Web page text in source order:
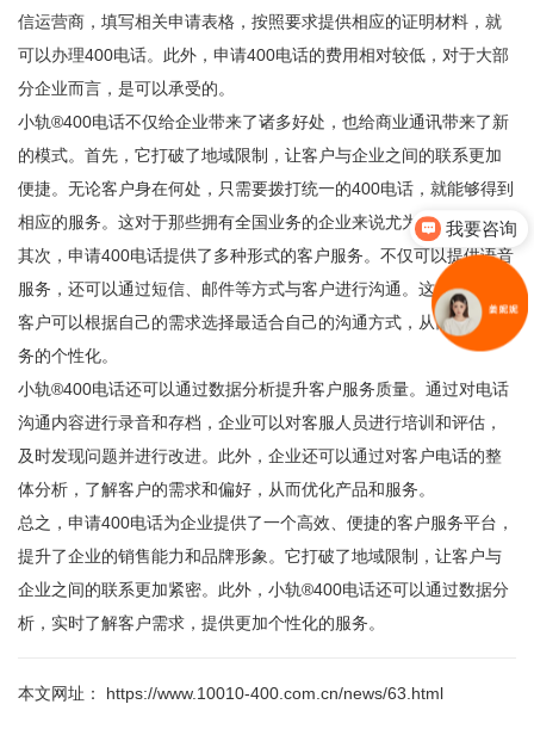
信运营商，填写相关申请表格，按照要求提供相应的证明材料，就
可以办理400电话。此外，申请400电话的费用相对较低，对于大部
分企业而言，是可以承受的。
小轨®400电话不仅给企业带来了诸多好处，也给商业通讯带来了新
的模式。首先，它打破了地域限制，让客户与企业之间的联系更加
便捷。无论客户身在何处，只需要拨打统一的400电话，就能够得到
相应的服务。这对于那些拥有全国业务的企业来说尤为重要。
其次，申请400电话提供了多种形式的客户服务。不仅可以提供语音
服务，还可以通过短信、邮件等方式与客户进行沟通。这样一来，
客户可以根据自己的需求选择最适合自己的沟通方式，从而提升服
务的个性化。
小轨®400电话还可以通过数据分析提升客户服务质量。通过对电话
沟通内容进行录音和存档，企业可以对客服人员进行培训和评估，
及时发现问题并进行改进。此外，企业还可以通过对客户电话的整
体分析，了解客户的需求和偏好，从而优化产品和服务。
总之，申请400电话为企业提供了一个高效、便捷的客户服务平台，
提升了企业的销售能力和品牌形象。它打破了地域限制，让客户与
企业之间的联系更加紧密。此外，小轨®400电话还可以通过数据分
析，实时了解客户需求，提供更加个性化的服务。
本文网址： https://www.10010-400.com.cn/news/63.html
我要咨询